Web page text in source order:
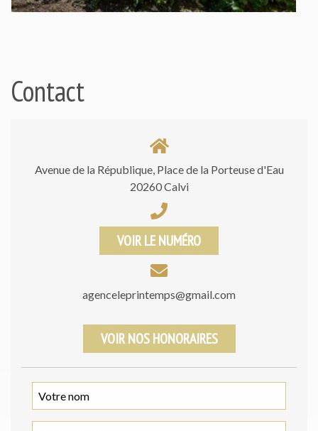
Contact
Avenue de la République, Place de la Porteuse d'Eau
20260 Calvi
VOIR LE NUMÉRO
agenceleprintemps@gmail.com
VOIR NOS HONORAIRES